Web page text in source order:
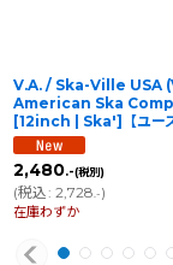
V.A. / Ska-Ville USA
American Ska
[12inch | Ska']【ユーズ
2,480.-(税別)
(税込: 2,728 .-)
在庫わずか